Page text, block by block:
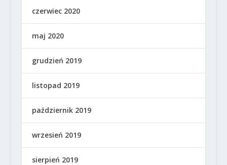
czerwiec 2020
maj 2020
grudzień 2019
listopad 2019
październik 2019
wrzesień 2019
sierpień 2019